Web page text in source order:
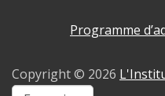
Programme
Copyright © 2026